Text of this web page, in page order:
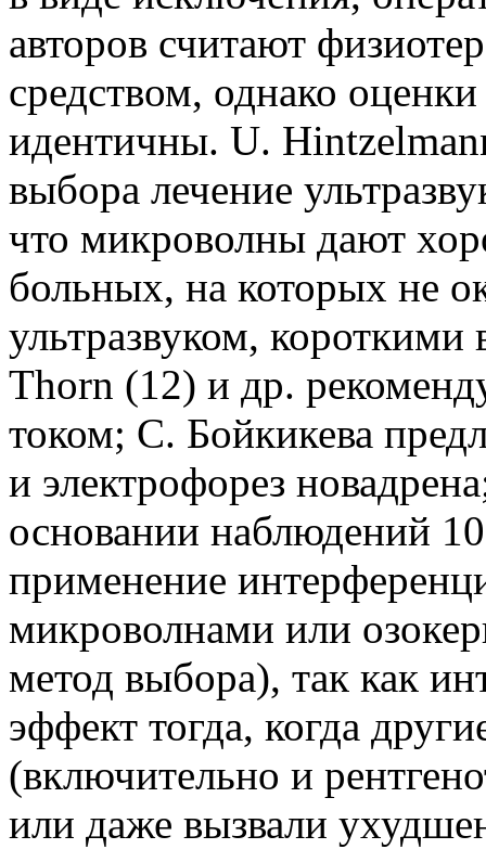
авторов считают
средством, однако
идентичны. U.
выбора лечение
что микроволны дают
больных, на которых не
ультразвуком,
Thorn (12) и др.
током; С. Бойкикева
и электрофорез
основании наблюдений
применение
микроволнами или
метод выбора), так как
эффект тогда, когда
(включительно и
или даже вызвали